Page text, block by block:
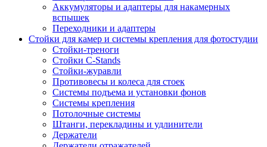
Аккумуляторы и адаптеры для накамерных
вспышек
Переходники и адаптеры
Стойки для камер и системы крепления для фотостудии
Стойки-треноги
Стойки C-Stands
Стойки-журавли
Противовесы и колеса для стоек
Системы подъема и установки фонов
Системы крепления
Потолочные системы
Штанги, перекладины и удлинители
Держатели